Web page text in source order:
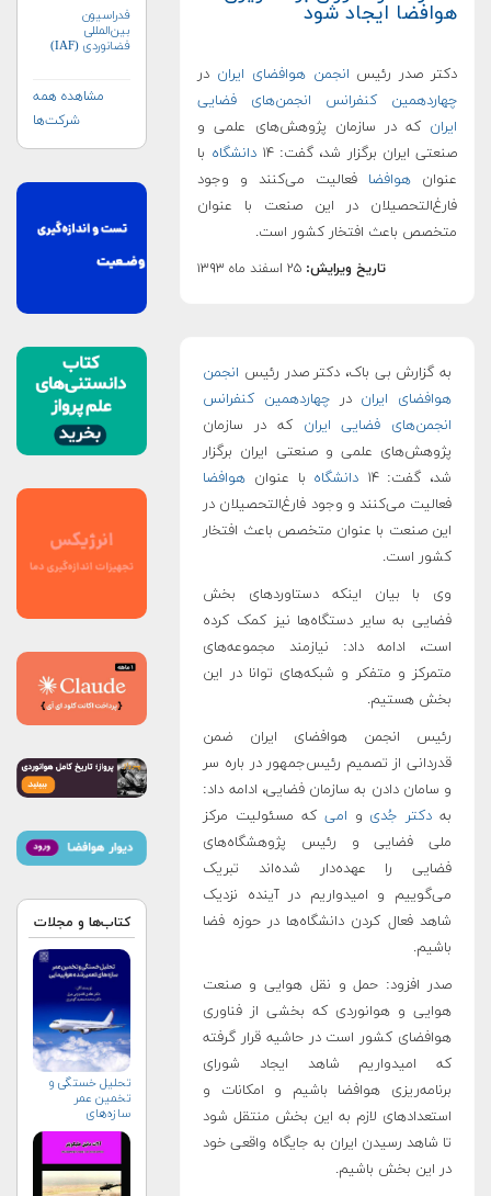
هوافضا ایجاد شود
دکتر صدر رئیس انجمن هوافضای ایران در
چهاردهمین کنفرانس انجمن‌های فضایی
ایران که در سازمان پژوهش‌های علمی و
صنعتی ایران برگزار شد، گفت: ۱۴
دانشگاه‌ با
عنوان هوافضا فعالیت می‌کنند و وجود
فارغ‌التحصیلان در این صنعت با عنوان
متخصص باعث افتخار کشور است.
تاریخ ویرایش: ۲۵ اسفند ماه ۱۳۹۳
به گزارش بی باک، دکتر صدر رئیس انجمن
هوافضای ایران در چهاردهمین کنفرانس
انجمن‌های فضایی ایران که در سازمان
پژوهش‌های علمی و صنعتی ایران برگزار
شد، گفت: ۱۴
دانشگاه‌ با عنوان هوافضا
فعالیت می‌کنند و وجود فارغ‌التحصیلان در
این صنعت با عنوان متخصص باعث افتخار
کشور است.
وی با بیان اینکه دستاوردهای بخش
فضایی به سایر دستگاه‌ها نیز کمک کرده
است، ادامه داد: نیازمند مجموعه‌های
متمرکز و متفکر و شبکه‌های توانا در این
بخش هستیم.
رئیس انجمن هوافضای ایران ضمن
قدردانی از تصمیم رئیس‌جمهور در باره سر
و سامان دادن به سازمان فضایی، ادامه داد:
به دکتر جُدی و امیکه مسئولیت مرکز
ملی فضایی و رئیس پژوهشگاه‌های
فضایی را عهده‌دار شده‌اند تبریک
می‌گوییم و امیدواریم در آینده نزدیک
شاهد فعال کردن دانشگاه‌ها در حوزه فضا
باشیم.
صدر افزود: حمل و نقل هوایی و صنعت
هوایی و هوانوردی که بخشی از فناوری
هوافضای کشور است در حاشیه قرار گرفته
که امیدواریم شاهد ایجاد شورای
برنامه‌ریزی هوافضا باشیم و امکانات و
استعدادهای لازم به این بخش منتقل شود
تا شاهد رسیدن ایران به جایگاه واقعی خود
در این بخش باشیم.
فدراسیون
بین‌المللی
فضانوردی (IAF)
مشاهده همه
شرکت‌ها
کتاب‌ها و مجلات
تحلیل خستگی و
تخمین عمر
سازه‌های
تعمیرشده
هواپیمایی